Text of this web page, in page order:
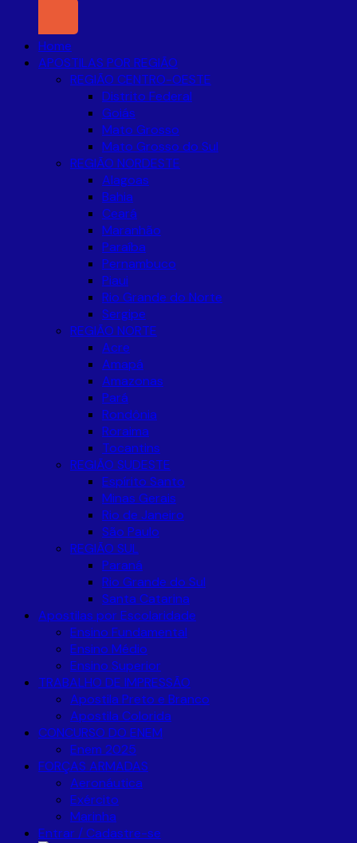
Home
APOSTILAS POR REGIÃO
REGIÃO CENTRO-OESTE
Distrito Federal
Goiás
Mato Grosso
Mato Grosso do Sul
REGIÃO NORDESTE
Alagoas
Bahia
Ceará
Maranhão
Paraíba
Pernambuco
Piaui
Rio Grande do Norte
Sergipe
REGIÃO NORTE
Acre
Amapá
Amazonas
Pará
Rondônia
Roraima
Tocantins
REGIÃO SUDESTE
Espírito Santo
Minas Gerais
Rio de Janeiro
São Paulo
REGIÃO SUL
Paraná
Rio Grande do Sul
Santa Catarina
Apostilas por Escolaridade
Ensino Fundamental
Ensino Médio
Ensino Superior
TRABALHO DE IMPRESSÃO
Apostila Preto e Branco
Apostila Colorida
CONCURSO DO ENEM
Enem 2025
FORÇAS ARMADAS
Aeronáutica
Exército
Marinha
Entrar / Cadastre-se